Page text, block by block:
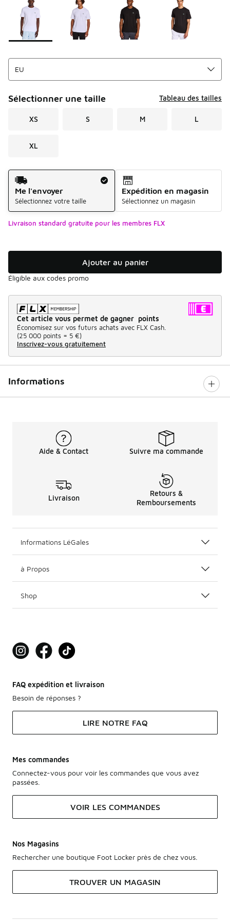
Sélectionner une taille Tableau des tailles
XS S M L
XL
Mode d'expédition
Me l'envoyer
Sélectionnez votre taille
Expédition en magasin
Sélectionnez un magasin
Livraison standard gratuite pour les membres FLX
Ajouter au panier
Éligible aux codes promo
Cet article vous permet de gagner points
Économisez sur vos futurs achats avec FLX Cash.
(25 000 points = 5 €)
Inscrivez-vous gratuitement
Informations
Aide & Contact Suivre ma commande
Livraison
Retours &
Remboursements
Informations LéGales
à Propos
Shop
FAQ expédition et livraison
Besoin de réponses ?
LIRE NOTRE FAQ
Mes commandes
Connectez-vous pour voir les commandes que vous avez
passées.
VOIR LES COMMANDES
Nos Magasins
Rechercher une boutique Foot Locker près de chez vous.
TROUVER UN MAGASIN